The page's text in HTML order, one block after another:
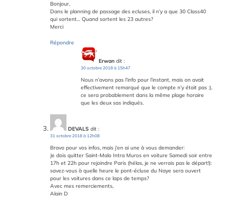
Bonjour,
Dans le planning de passage des ecluses, il n’y a que 30 Class40
qui sortent… Quand sortent les 23 autres?
Merci
Répondre
Erwan dit :
30 octobre 2018 à 15h47
Nous n’avons pas l’info pour l’instant, mais on avait
effectivement remarqué que le compte n’y était pas :),
ce sera probablement dans la même plage horaire
que les deux sas indiqués.
DEVALS dit :
31 octobre 2018 à 12h08
Bravo pour vos infos, mais j’en ai une à vous demander:
Je dois quitter Saint-Malo Intra Muros en voiture Samedi soir entre
17h et 22h pour rejoindre Paris (hélas, je ne verrais pas le départ!):
savez-vous à quelle heure le pont-écluse du Naye sera ouvert
pour les voitures dans ce laps de temps?
Avec mes remerciements,
Alain D